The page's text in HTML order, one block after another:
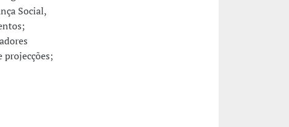
Social,
projecções;